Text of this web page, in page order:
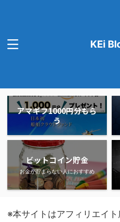
KEi
アマギフ1000円分もら
う
ビットコイン貯金
お金が貯まらない人におすすめ
※本サイトはアフィリエイ